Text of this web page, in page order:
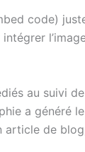
code)
au suivi
a généré
de